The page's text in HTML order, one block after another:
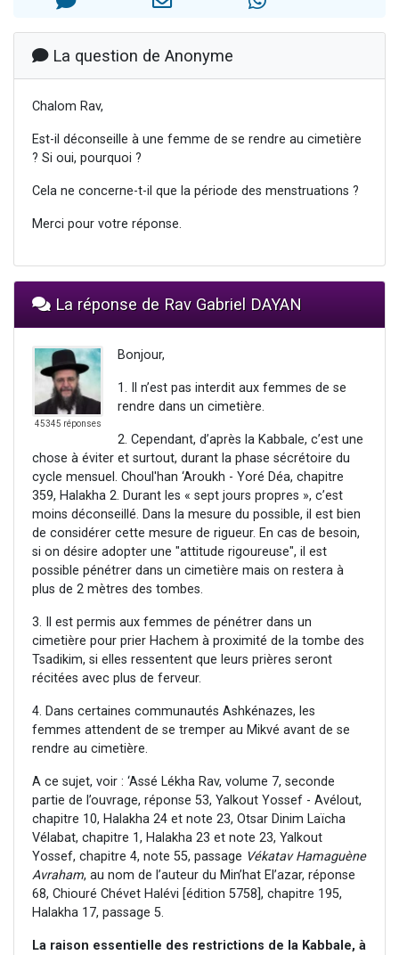
3 personnes viennent de faire un don pour 5 jours de vacances aux Orphelins
La question de Anonyme
Chalom Rav,
Est-il déconseille à une femme de se rendre au cimetière
? Si oui, pourquoi ?
Cela ne concerne-t-il que la période des menstruations ?
Merci pour votre réponse.
La réponse de Rav Gabriel DAYAN
45345 réponses
Bonjour,
1. Il n’est pas interdit aux femmes de se
rendre dans un cimetière.
2. Cependant, d’après la Kabbale, c’est une
chose à éviter et surtout, durant la phase sécrétoire du
cycle mensuel. Choul'han ‘Aroukh - Yoré Déa, chapitre
359, Halakha 2. Durant les « sept jours propres », c’est
moins déconseillé. Dans la mesure du possible, il est bien
de considérer cette mesure de rigueur. En cas de besoin,
si on désire adopter une "attitude rigoureuse", il est
possible pénétrer dans un cimetière mais on restera à
plus de 2 mètres des tombes.
3. Il est permis aux femmes de pénétrer dans un
cimetière pour prier Hachem à proximité de la tombe des
Tsadikim, si elles ressentent que leurs prières seront
récitées avec plus de ferveur.
4. Dans certaines communautés Ashkénazes, les
femmes attendent de se tremper au Mikvé avant de se
rendre au cimetière.
A ce sujet, voir : ‘Assé Lékha Rav, volume 7, seconde
partie de l’ouvrage, réponse 53, Yalkout Yossef - Avélout,
chapitre 10, Halakha 24 et note 23, Otsar Dinim Laïcha
Vélabat, chapitre 1, Halakha 23 et note 23, Yalkout
Yossef, chapitre 4, note 55, passage Vékatav Hamaguène
Avraham, au nom de l’auteur du Min’hat El’azar, réponse
68, Chiouré Chévet Halévi [édition 5758], chapitre 195,
Halakha 17, passage 5.
La raison essentielle des restrictions de la Kabbale, à